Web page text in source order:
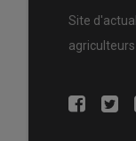
Site